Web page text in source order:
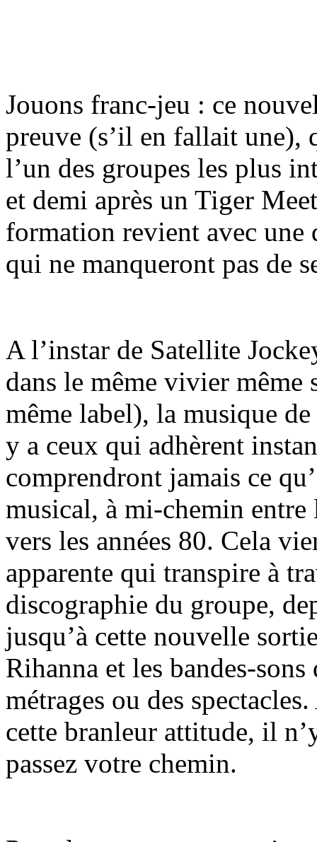
Jouons franc-jeu : ce
preuve (s’il en fallait une),
l’un des groupes les plus
et demi après un Tiger
formation revient avec une
qui ne manqueront pas de
A l’instar de Satellite
dans le même vivier même
même label), la musique
y a ceux qui adhèrent
comprendront jamais ce
musical, à mi-chemin
vers les années 80. Cela
apparente qui transpire à
discographie du groupe,
jusqu’à cette nouvelle
Rihanna et les bandes-
métrages ou des
cette branleur attitude, il
passez votre chemin.